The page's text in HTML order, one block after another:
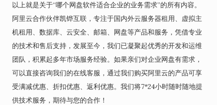
以上就是关于“哪个网盘软件适合企业的业务需求”的所有内容。
阿里云合作伙伴凯铧互联，专注于国内外云服务器租用、虚拟主
机租用、数据库、云安全、邮箱、网盘等产品和服务，凭借专业
的技术和售后支持，发展至今，我们已凝聚起优秀的开发和运维
团队，积累起多年市场服务经验。如果亲们对企业网盘有需求，
可以直接咨询我们的在线客服，通过我们购买阿里云的产品可享
受满减优惠、折扣优惠、返利优惠。我们将7*24小时随时随地提
供技术服务，期待与您的合作！